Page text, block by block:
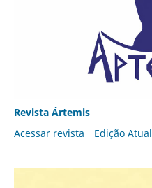
Revista Ártemis
Acessar revista
Edição Atual